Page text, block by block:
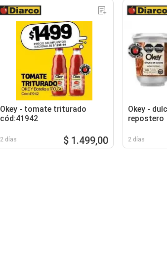
Okey - tomate triturado
cód:41942
2 días $ 1.499,00
Okey -
repostero
2 días